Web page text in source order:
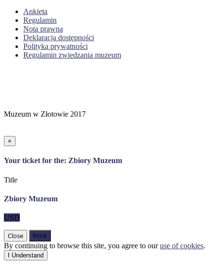
Ankieta
Regulamin
Nota prawna
Deklaracja dostępności
Polityka prywatności
Regulamin zwiedzania muzeum
Muzeum w Złotowie 2017
×
Your ticket for the: Zbiory Muzeum
Title
Zbiory Muzeum
USD
Close Print
By continuing to browse this site, you agree to ouruse of cookies.
I Understand